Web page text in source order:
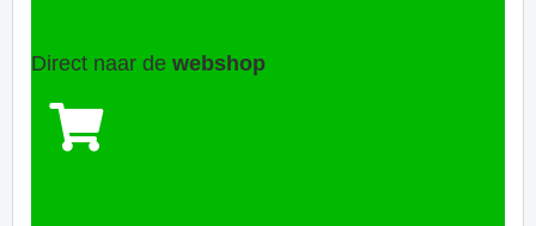
Direct naar de webshop